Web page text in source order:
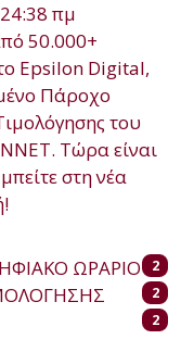
πμ
50.000+
Epsilon Digital,
Πάροχο
του
Τώρα είναι
στη νέα
ΩΡΑΡΙΟ 2
2
2